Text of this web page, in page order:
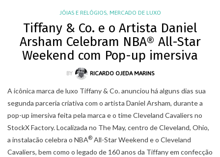
JÓIAS E RELÓGIOS, MERCADO DE LUXO
Tiffany & Co. e o Artista Daniel
Arsham Celebram NBA® All-Star
Weekend com Pop-up imersiva
BY RICARDO OJEDA MARINS
A icônica marca de luxo Tiffany & Co. anunciou há alguns dias sua
segunda parceria criativa com o artista Daniel Arsham, durante a
pop-up imersiva feita pela marca e o time Cleveland Cavaliers no
StockX Factory. Localizada no The May, centro de Cleveland, Ohio,
a instalacão celebra o NBA® All-Star Weekend e o Cleveland
Cavaliers, bem como o legado de 160 anos da Tiffany em confecção